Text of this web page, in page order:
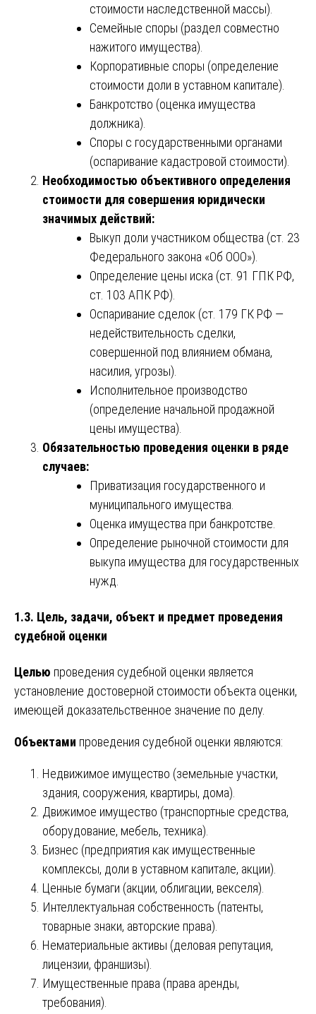
стоимости наследственной массы).
Семейные споры (раздел совместно
нажитого имущества).
Корпоративные споры (определение
стоимости доли в уставном капитале).
Банкротство (оценка имущества
должника).
Споры с государственными органами
(оспаривание кадастровой стоимости).
Необходимостью объективного определения
стоимости для совершения юридически
значимых действий:
Выкуп доли участником общества (ст. 23
Федерального закона «Об ООО»).
Определение цены иска (ст. 91 ГПК РФ,
ст. 103 АПК РФ).
Оспаривание сделок (ст. 179 ГК РФ —
недействительность сделки,
совершенной под влиянием обмана,
насилия, угрозы).
Исполнительное производство
(определение начальной продажной
цены имущества).
Обязательностью проведения оценки в ряде
случаев:
Приватизация государственного и
муниципального имущества.
Оценка имущества при банкротстве.
Определение рыночной стоимости для
выкупа имущества для государственных
нужд.
1.3. Цель, задачи, объект и предмет проведения
судебной оценки
Целью проведения судебной оценки является
установление достоверной стоимости объекта оценки,
имеющей доказательственное значение по делу.
Объектами проведения судебной оценки являются:
Недвижимое имущество (земельные участки,
здания, сооружения, квартиры, дома).
Движимое имущество (транспортные средства,
оборудование, мебель, техника).
Бизнес (предприятия как имущественные
комплексы, доли в уставном капитале, акции).
Ценные бумаги (акции, облигации, векселя).
Интеллектуальная собственность (патенты,
товарные знаки, авторские права).
Нематериальные активы (деловая репутация,
лицензии, франшизы).
Имущественные права (права аренды,
требования).